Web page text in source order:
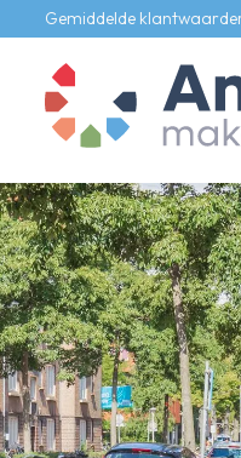
Gemiddelde
Te koop
Te huur
Bedrijfs
Onze